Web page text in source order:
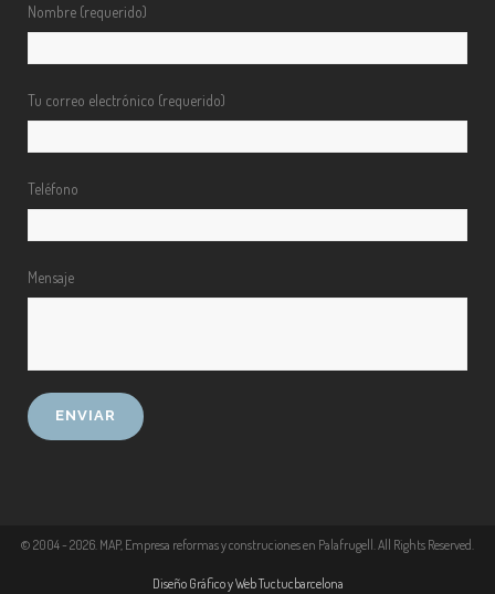
Nombre (requerido)
Tu correo electrónico (requerido)
Teléfono
Mensaje
© 2004 - 2026 . MAP, Empresa reformas y construciones en Palafrugell. All Rights Reserved.
Diseño Gráfico y Web Tuctucbarcelona